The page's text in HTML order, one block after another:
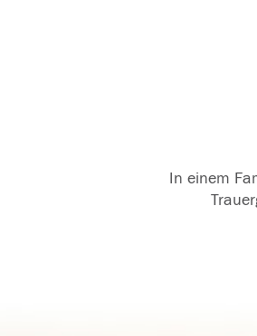
In einem